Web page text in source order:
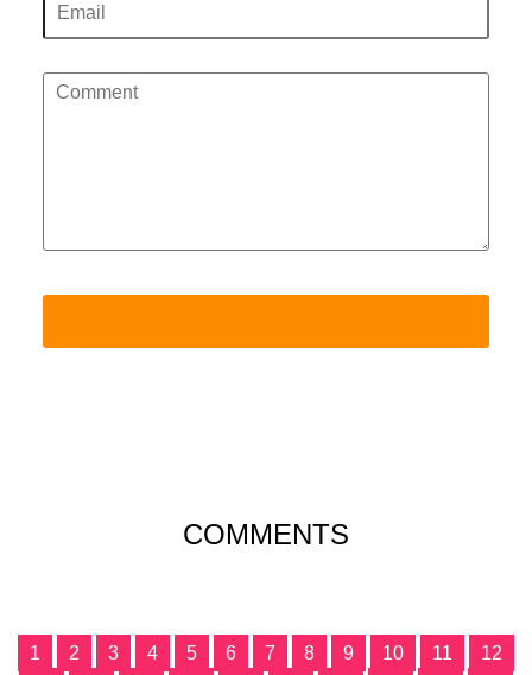
COMMENTS
1 2 3 4 5 6 7 8 9 10 11
12